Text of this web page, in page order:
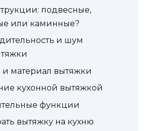
подвесные,
или каминные?
и шум
материал вытяжки
кухонной вытяжкой
функции
вытяжку на кухню